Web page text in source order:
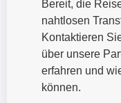
Bereit, die
nahtlosen
Kontaktieren
über unsere
erfahren und
können.